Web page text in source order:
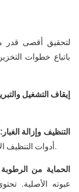
لتحقيق أقصى قدر
إيقاف التشغيل
التنظيف وإزالة الغبار:
أدوات التنظيف الاحترافية (مثل منفاخ الهواء أو قطعة قماش العدسات).
الحماية من
عبوته الأصلية.